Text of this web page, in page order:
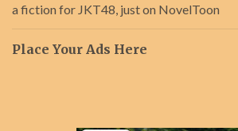
a fiction for JKT48, just on NovelToon
Place Your Ads Here